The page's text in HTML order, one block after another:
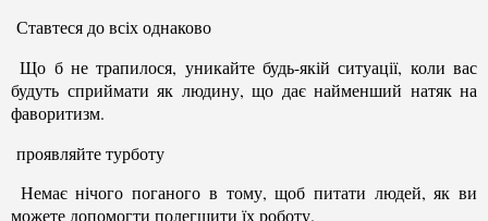
Ставтеся до всіх однаково
Що б не трапилося, уникайте будь-якій ситуації, коли вас
будуть сприймати як людину, що дає найменший натяк на
фаворитизм.
проявляйте турботу
Немає нічого поганого в тому, щоб питати людей, як ви
можете допомогти полегшити їх роботу.